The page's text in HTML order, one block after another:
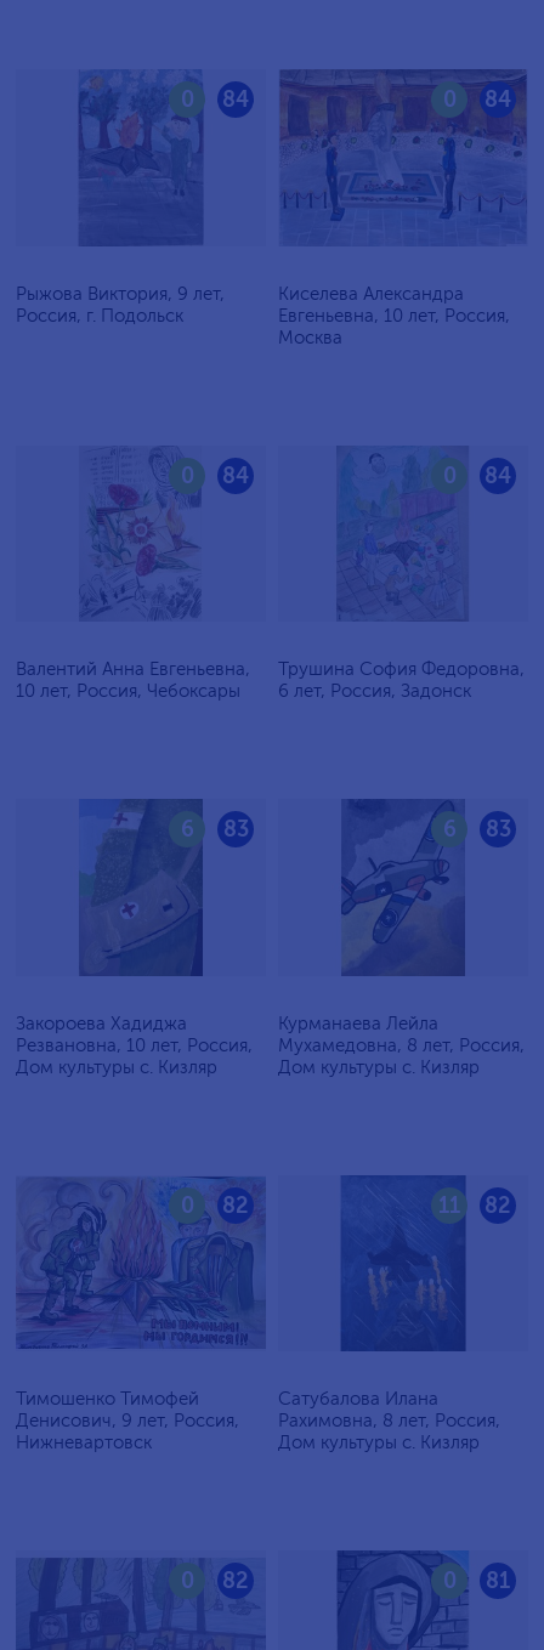
84
0
Рыжова Виктория, 9 лет,
Россия, г. Подольск
84
0
Киселева Александра
Евгеньевна, 10 лет, Россия,
Москва
84
0
Валентий Анна Евгеньевна,
10 лет, Россия, Чебоксары
84
0
Трушина София Федоровна,
6 лет, Россия, Задонск
83
6
Закороева Хадиджа
Резвановна, 10 лет, Россия,
Дом культуры с. Кизляр
83
6
Курманаева Лейла
Мухамедовна, 8 лет, Россия,
Дом культуры с. Кизляр
82
0
Тимошенко Тимофей
Денисович, 9 лет, Россия,
Нижневартовск
82
11
Сатубалова Илана
Рахимовна, 8 лет, Россия,
Дом культуры с. Кизляр
82
0 81
0